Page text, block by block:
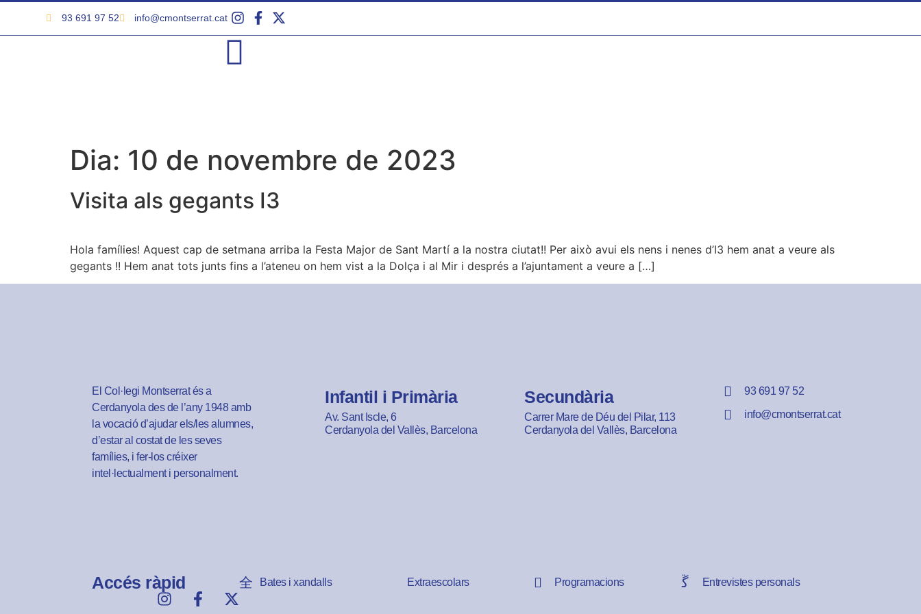
93 691 97 52 info@cmontserrat.cat
Dia: 10 de novembre de 2023
Visita als gegants I3
Hola famílies! Aquest cap de setmana arriba la Festa Major de Sant Martí a la nostra ciutat!! Per això avui els nens i nenes d’I3 hem anat a veure als
gegants !! Hem anat tots junts fins a l’ateneu on hem vist a la Dolça i al Mir i després a l’ajuntament a veure a […]
El Col·legi Montserrat és a
Cerdanyola des de l’any 1948 amb
la vocació d’ajudar els/les alumnes,
d’estar al costat de les seves
famílies, i fer-los créixer
intel·lectualment i personalment.
Infantil i Primària
Av. Sant Iscle, 6
Cerdanyola del Vallès, Barcelona
Secundària
Carrer Mare de Déu del Pilar, 113
Cerdanyola del Vallès, Barcelona
93 691 97 52
info@cmontserrat.cat
Accés ràpid Bates i xandalls Extraescolars Programacions Entrevistes personals